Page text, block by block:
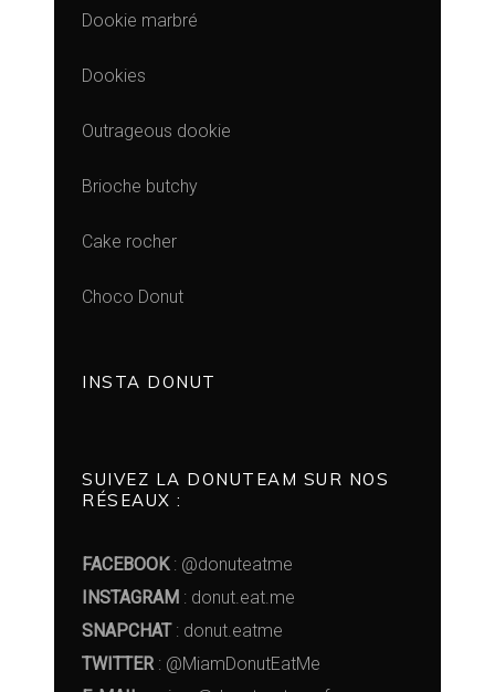
Dookie marbré
Dookies
Outrageous dookie
Brioche butchy
Cake rocher
Choco Donut
INSTA DONUT
SUIVEZ LA DONUTEAM SUR NOS
RÉSEAUX :
FACEBOOK: @donuteatme
INSTAGRAM : donut.eat.me
SNAPCHAT: donut.eatme
TWITTER: @MiamDonutEatMe